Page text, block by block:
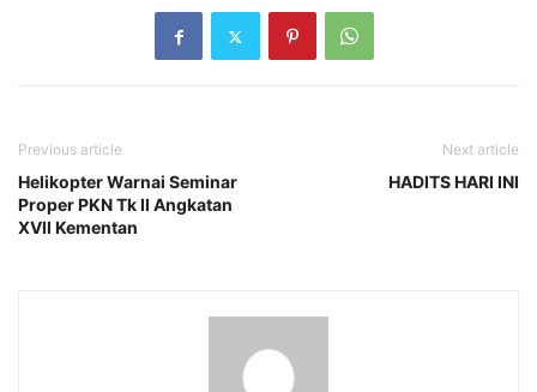
Previous article
Helikopter Warnai Seminar
Proper PKN Tk II Angkatan
XVII Kementan
Next article
HADITS HARI INI